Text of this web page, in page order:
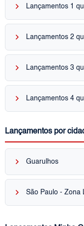
keyboard_arrow_right Lançamentos 1
keyboard_arrow_right Lançamentos 2
keyboard_arrow_right Lançamentos 3
keyboard_arrow_right Lançamentos 4
Lançamentos por
keyboard_arrow_right Guarulhos
keyboard_arrow_right São Paulo - Zona